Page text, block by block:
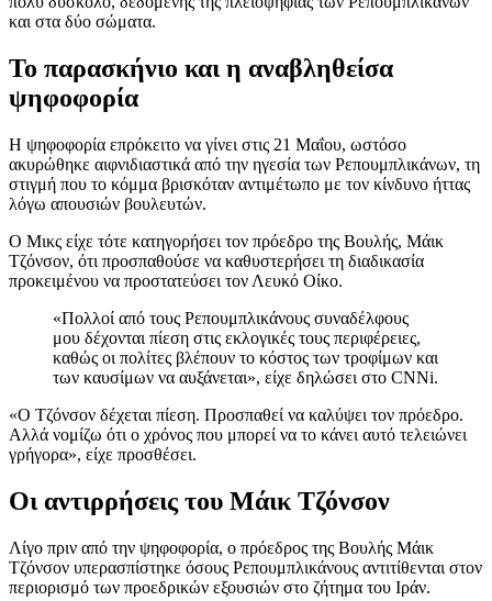
και στα δύο σώματα.
Το παρασκήνιο και η αναβληθείσα
ψηφοφορία
Η ψηφοφορία επρόκειτο να γίνει στις 21 Μαΐου, ωστόσο
ακυρώθηκε αιφνιδιαστικά από την ηγεσία των Ρεπουμπλικάνων, τη
στιγμή που το κόμμα βρισκόταν αντιμέτωπο με τον κίνδυνο ήττας
λόγω απουσιών βουλευτών.
Ο Μικς είχε τότε κατηγορήσει τον πρόεδρο της Βουλής, Μάικ
Τζόνσον, ότι προσπαθούσε να καθυστερήσει τη διαδικασία
προκειμένου να προστατεύσει τον Λευκό Οίκο.
«Πολλοί από τους Ρεπουμπλικάνους συναδέλφους
μου δέχονται πίεση στις εκλογικές τους περιφέρειες,
καθώς οι πολίτες βλέπουν το κόστος των τροφίμων και
των καυσίμων να αυξάνεται», είχε δηλώσει στο CNNi.
«Ο Τζόνσον δέχεται πίεση. Προσπαθεί να καλύψει τον πρόεδρο.
Αλλά νομίζω ότι ο χρόνος που μπορεί να το κάνει αυτό τελειώνει
γρήγορα», είχε προσθέσει.
Οι αντιρρήσεις του Μάικ Τζόνσον
Λίγο πριν από την ψηφοφορία, ο πρόεδρος της Βουλής Μάικ
Τζόνσον υπερασπίστηκε όσους Ρεπουμπλικάνους αντιτίθενται στον
περιορισμό των προεδρικών εξουσιών στο ζήτημα του Ιράν.